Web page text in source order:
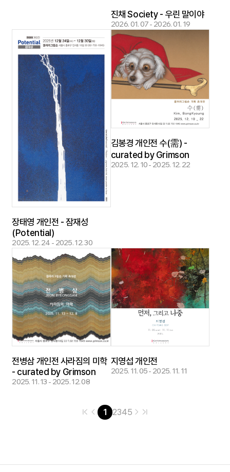
진채 Society - 우린 말이야
2026. 01. 07 - 2026. 01. 19
장태영 개인전 - 잠재성
(Potential)
2025. 12. 24 - 2025. 12. 30
김봉경 개인전 수(需) -
curated by Grimson
2025. 12. 10 - 2025. 12. 22
전병삼 개인전 사라짐의 미학
- curated by Grimson
2025. 11. 13 - 2025. 12. 08
지영섭 개인전
2025. 11. 05 - 2025. 11. 11
1 2345